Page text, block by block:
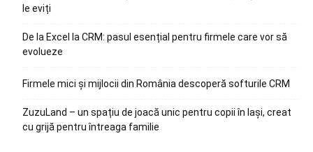
le eviți
De la Excel la CRM: pasul esențial pentru firmele care vor să
evolueze
Firmele mici și mijlocii din România descoperă softurile CRM
ZuzuLand – un spațiu de joacă unic pentru copii în Iași, creat
cu grijă pentru întreaga familie